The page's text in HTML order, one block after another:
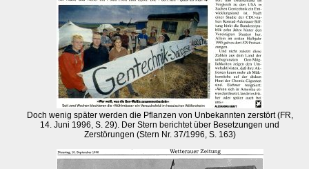
Doch wenig später werden die Pflanzen von Unbekannten zerstört (FR,
14. Juni 1996, S. 29). Der Stern berichtet über Besetzungen und
Zerstörungen (Stern Nr. 37/1996, S. 163)